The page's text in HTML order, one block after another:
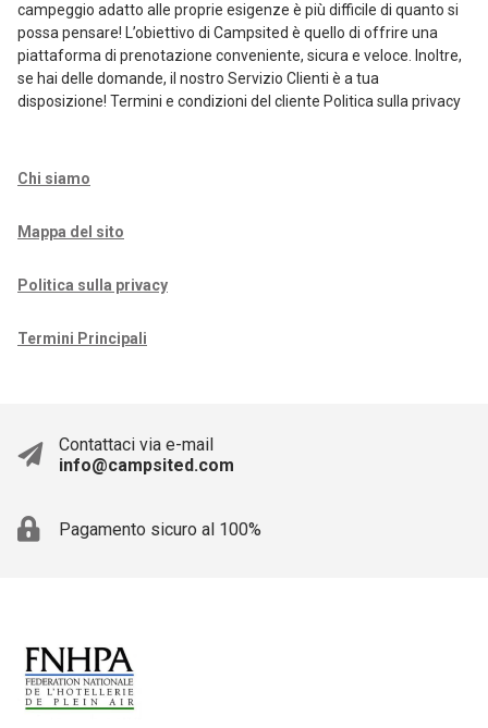
campeggio adatto alle proprie esigenze è più difficile di quanto si
possa pensare! L’obiettivo di Campsited è quello di offrire una
piattaforma di prenotazione conveniente, sicura e veloce. Inoltre,
se hai delle domande, il nostro Servizio Clienti è a tua
disposizione! Termini e condizioni del cliente Politica sulla privacy
Chi siamo
Mappa del sito
Politica sulla privacy
Termini Principali
Contattaci via e-mail
info@campsited.com
Pagamento sicuro al 100%